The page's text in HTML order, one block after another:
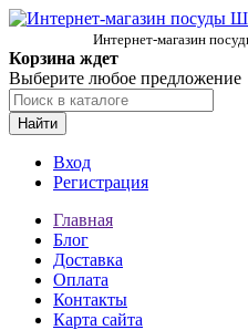
Интернет-магазин
Корзина ждет
Выберите любое предложение
Найти
Вход
Регистрация
Главная
Блог
Доставка
Оплата
Контакты
Карта сайта